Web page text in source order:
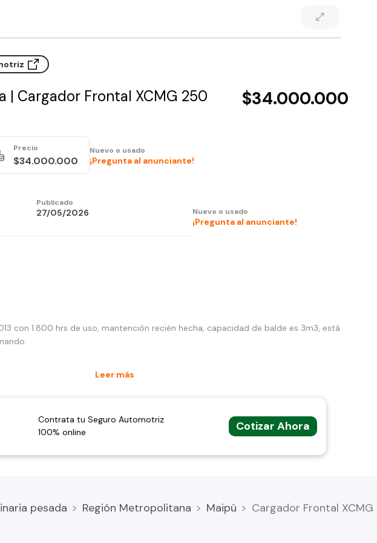
| Cargador Frontal XCMG 250 $34.000.000
Precio
$34.000.000
Nuevo o usado
¡Pregunta al anunciante!
Publicado
27/05/2026 Nuevo o usado
¡Pregunta al anunciante!
con 1.800 hrs de uso, mantención recién hecha, capacidad de balde es 3m3, está
Leer más
Contrata tu Seguro Automotriz
100% online
Cotizar Ahora
pesada Región Metropolitana Maipú Cargador Frontal